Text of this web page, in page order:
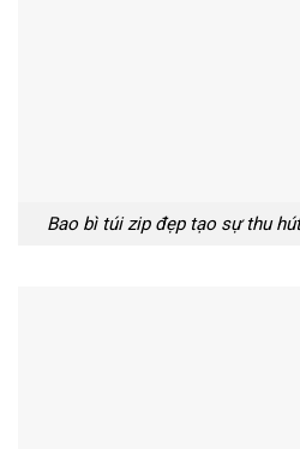
Bao bì túi zip đẹp tạo sự thu